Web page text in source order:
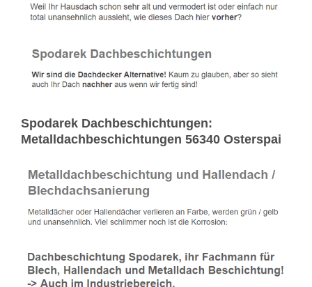
Spodarek Dachbeschichtungen:
Metalldachbeschichtungen 56340 Osterspai